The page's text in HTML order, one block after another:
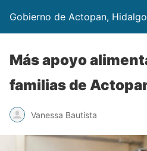
Gobierno de Actopan, Hidalgo
Más apoyo
familias de
Vanessa Bautista